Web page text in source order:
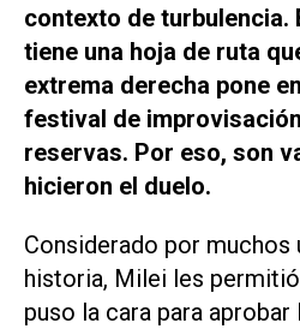
contexto de turbulencia.
tiene una hoja de ruta
extrema derecha pone
festival de
reservas. Por eso, son
hicieron el duelo.
Considerado por muchos
historia, Milei les
puso la cara para